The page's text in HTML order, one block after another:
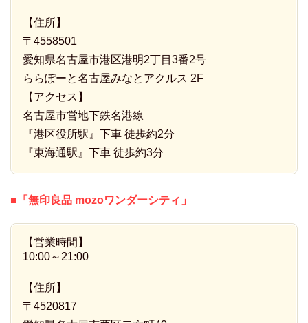
【住所】
〒4558501
愛知県名古屋市港区港明2丁目3番2号
ららぽーと名古屋みなとアクルス 2F
【アクセス】
名古屋市営地下鉄名港線
『港区役所駅』下車 徒歩約2分
『東海通駅』下車 徒歩約3分
■「無印良品 mozoワンダーシティ」
【営業時間】
10:00～21:00
【住所】
〒4520817